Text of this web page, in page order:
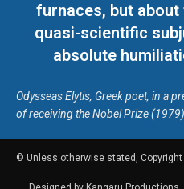
furnaces, but
quasi-scientific
absolute
Odysseas Elytis, Greek poet, in a
of receiving the Nobel Prize (1979)
© Unless otherwise stated,